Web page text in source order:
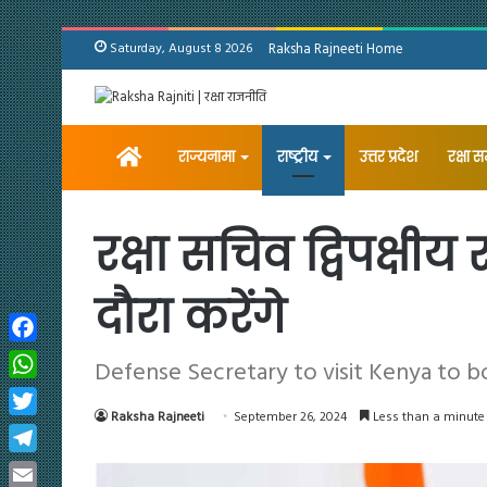
Saturday, August 8 2026 Raksha Rajneeti Home
Homeराज्यनामा राष्ट्रीय उत्तर प्रदेश रक्षा
रक्षा सचिव
दौरा करेंगे
Defense Secretary to visit Kenya to
Raksha Rajneeti September 26, 2024 Less than a minute
Facebook
WhatsApp
Twitter
Telegram